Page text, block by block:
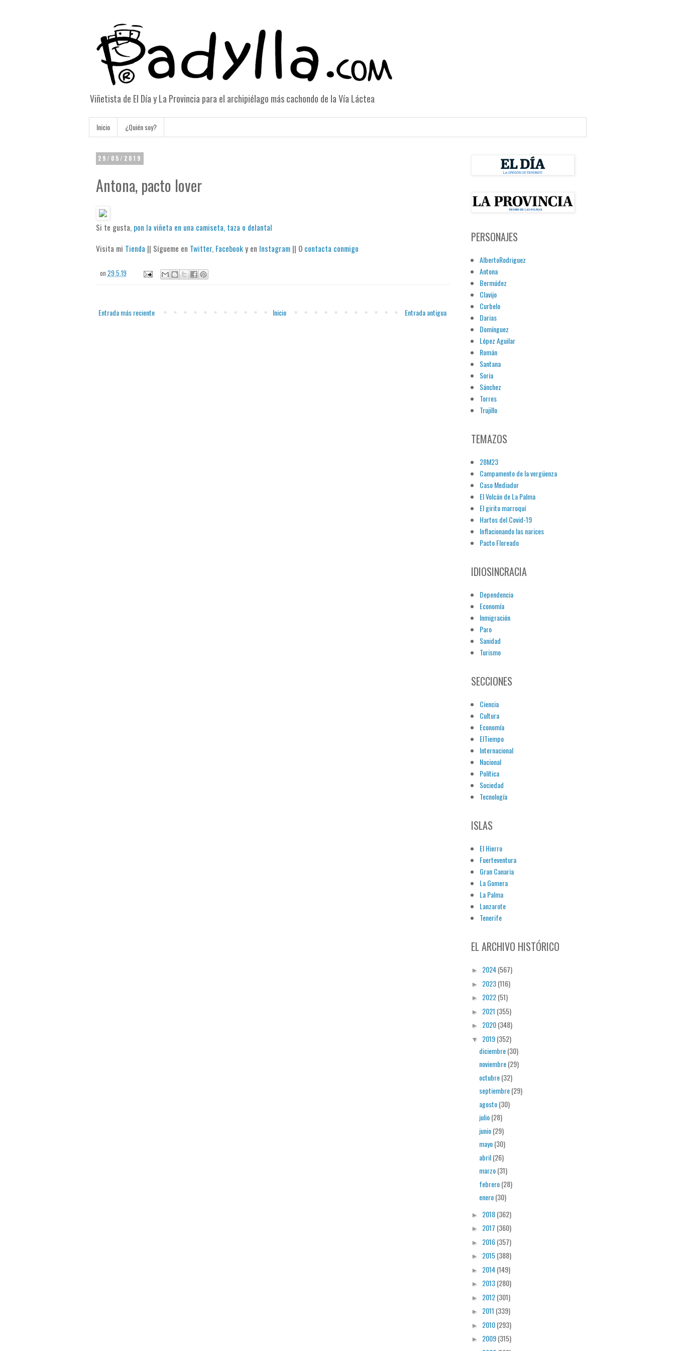
Viñetista de El Día y La Provincia para el archipiélago más cachondo de la Vía Láctea
Inicio ¿Quién soy?
29/05/2019
Antona, pacto lover
Si te gusta, pon la viñeta en una camiseta, taza o delantal
Visita mi Tienda || Sígueme en Twitter, Facebooky en Instagram|| O contacta conmigo
on 29.5.19
Entrada más reciente Entrada antigua
Inicio
PERSONAJES
AlbertoRodriguez
Antona
Bermúdez
Clavijo
Curbelo
Darias
Domínguez
López Aguilar
Román
Santana
Soria
Sánchez
Torres
Trujillo
TEMAZOS
28M23
Campamento de la vergüenza
Caso Mediador
El Volcán de La Palma
El girito marroquí
Hartos del Covid-19
Inflacionando las narices
Pacto Floreado
IDIOSINCRACIA
Dependencia
Economía
Inmigración
Paro
Sanidad
Turismo
SECCIONES
Ciencia
Cultura
Economía
ElTiempo
Internacional
Nacional
Política
Sociedad
Tecnología
ISLAS
El Hierro
Fuerteventura
Gran Canaria
La Gomera
La Palma
Lanzarote
Tenerife
EL ARCHIVO HISTÓRICO
► 2024(567)
► 2023(116)
► 2022(51)
► 2021 (355)
► 2020(348)
▼ 2019(352)
diciembre(30)
noviembre(29)
octubre(32)
septiembre(29)
agosto(30)
julio(28)
junio(29)
mayo(30)
abril(26)
marzo(31)
febrero(28)
enero(30)
► 2018(362)
► 2017 (360)
► 2016(357)
► 2015(388)
► 2014(149)
► 2013(280)
► 2012(301)
► 2011 (339)
► 2010(293)
► 2009(315)